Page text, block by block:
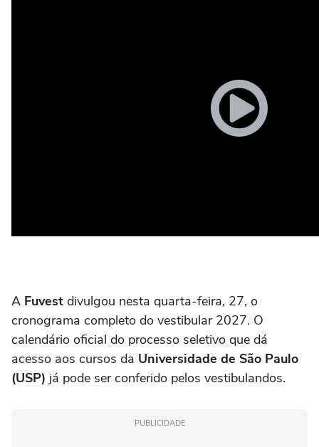
A Fuvest divulgou nesta quarta-feira, 27, o
cronograma completo do vestibular 2027. O
calendário oficial do processo seletivo que dá
acesso aos cursos da Universidade de São Paulo
(USP) já pode ser conferido pelos vestibulandos.
PUBLICIDADE